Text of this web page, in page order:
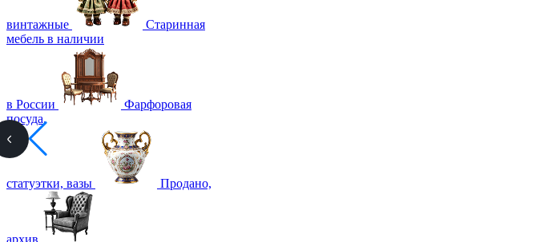
винтажные
Старинная
мебель в наличии
в России
Фарфоровая
посуда,
статуэтки, вазы Продано,
архив